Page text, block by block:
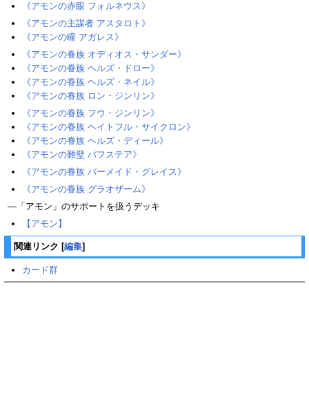
《アモンの赤眼 フォルネウス》
《アモンの主謀者 アスタロト》
《アモンの瞳 アガレス》
《アモンの眷族 オディオス・サンダー》
《アモンの眷族 ヘルズ・ドロー》
《アモンの眷族 ヘルズ・ネイル》
《アモンの眷族 ロン・ジンリン》
《アモンの眷族 フウ・ジンリン》
《アモンの眷族 ヘイトフル・サイクロン》
《アモンの眷族 ヘルズ・ディール》
《アモンの難壁 バフステア》
《アモンの眷族 バーメイド・グレイス》
《アモンの眷族 グラオザーム》
―「アモン」のサポートを扱うデッキ
【アモン】
関連リンク [編集]
カード群